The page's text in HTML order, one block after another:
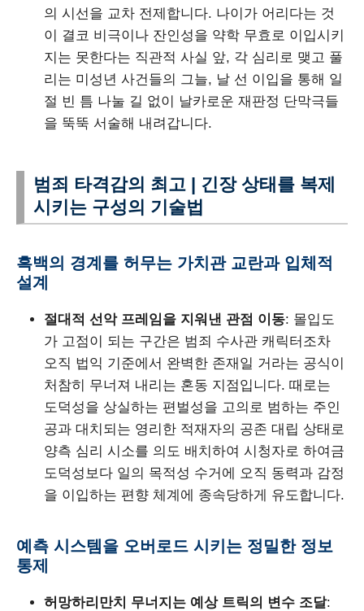
의 시선을 교차 전제합니다. 나이가 어리다는 것
이 결코 비극이나 잔인성을 약학 무효로 이입시키
지는 못한다는 직관적 사실 앞, 각 심리로 맺고 풀
리는 미성년 사건들의 그늘, 날 선 이입을 통해 일
절 빈 틈 나눌 길 없이 날카로운 재판정 단막극들
을 뚝뚝 서술해 내려갑니다.
범죄 타격감의 최고 | 긴장 상태를 복제
시키는 구성의 기술법
흑백의 경계를 허무는 가치관 교란과 입체적
설계
절대적 선악 프레임을 지워낸 관점 이동: 몰입도
가 고점이 되는 구간은 범죄 수사관 캐릭터조차
오직 법익 기준에서 완벽한 존재일 거라는 공식이
처참히 무너져 내리는 혼동 지점입니다. 때로는
도덕성을 상실하는 편벌성을 고의로 범하는 주인
공과 대치되는 영리한 적재자의 공존 대립 상태로
양측 심리 시소를 의도 배치하여 시청자로 하여금
도덕성보다 일의 목적성 수거에 오직 동력과 감정
을 이입하는 편향 체계에 종속당하게 유도합니다.
예측 시스템을 오버로드 시키는 정밀한 정보
통제
허망하리만치 무너지는 예상 트릭의 변수 조달: